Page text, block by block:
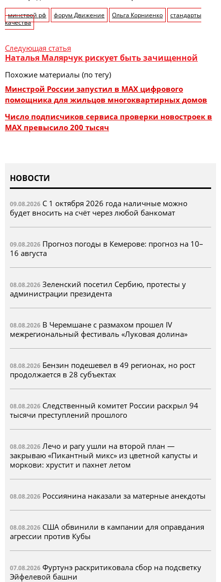
минстрой рф форум Движение Ольга Корниенко
стандарты
качества
Следующая статья
Наталья Малярчук рискует быть зачищенной
Похожие материалы (по тегу)
Минстрой России запустил в MAX цифрового
помощника для жильцов многоквартирных домов
Число подписчиков сервиса проверки новостроек в
MAX превысило 200 тысяч
НОВОСТИ
09.08.2026 С 1 октября 2026 года наличные можно
будет вносить на счёт через любой банкомат
09.08.2026 Прогноз погоды в Кемерове: прогноз на 10–
16 августа
08.08.2026 Зеленский посетил Сербию, протесты у
администрации президента
08.08.2026 В Черемшане с размахом прошел IV
межрегиональный фестиваль «Луковая долина»
08.08.2026 Бензин подешевел в 49 регионах, но рост
продолжается в 28 субъектах
08.08.2026 Следственный комитет России раскрыл 94
тысячи преступлений прошлого
08.08.2026 Лечо и рагу ушли на второй план —
закрываю «Пикантный микс» из цветной капусты и
моркови: хрустит и пахнет летом
08.08.2026 Россиянина наказали за матерные анекдоты
08.08.2026 США обвинили в кампании для оправдания
агрессии против Кубы
07.08.2026 Фуртунэ раскритиковала сбор на подсветку
Эйфелевой башни